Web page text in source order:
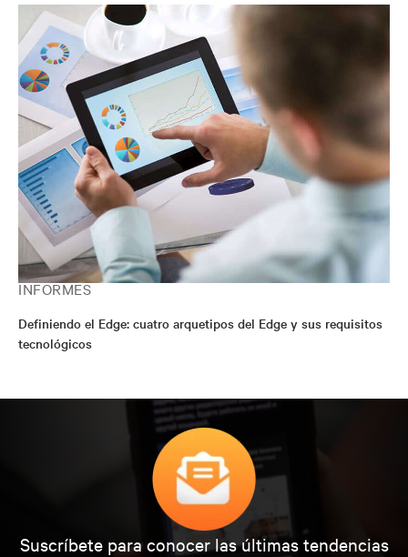
INFORMES
Definiendo el Edge: cuatro arquetipos del Edge y sus requisitos
tecnológicos
Suscríbete para conocer las últimas tendencias